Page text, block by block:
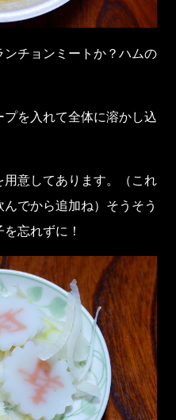
チョンミートか？ハムの
を入れて全体に溶かし込
意してあります。（これ
でから追加ね）そうそう
忘れずに！